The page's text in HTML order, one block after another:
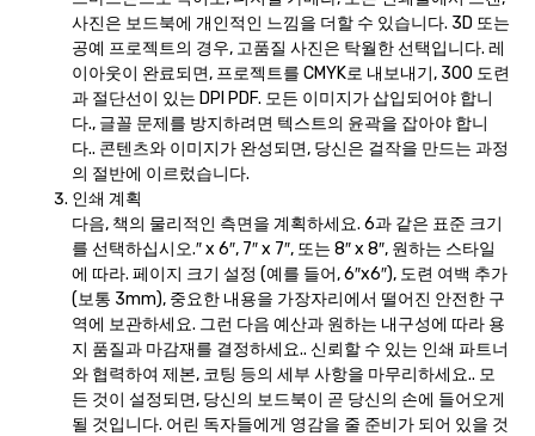
사진은 보드북에 개인적인 느낌을 더할 수 있습니다. 3D 또는
공예 프로젝트의 경우, 고품질 사진은 탁월한 선택입니다. 레
이아웃이 완료되면, 프로젝트를 CMYK로 내보내기, 300 도련
과 절단선이 있는 DPI PDF. 모든 이미지가 삽입되어야 합니
다., 글꼴 문제를 방지하려면 텍스트의 윤곽을 잡아야 합니
다.. 콘텐츠와 이미지가 완성되면, 당신은 걸작을 만드는 과정
의 절반에 이르렀습니다.
인쇄 계획
다음, 책의 물리적인 측면을 계획하세요. 6과 같은 표준 크기
를 선택하십시오.″ x 6″, 7″ x 7″, 또는 8″ x 8″, 원하는 스타일
에 따라. 페이지 크기 설정 (예를 들어, 6″x6″), 도련 여백 추가
(보통 3mm), 중요한 내용을 가장자리에서 떨어진 안전한 구
역에 보관하세요. 그런 다음 예산과 원하는 내구성에 따라 용
지 품질과 마감재를 결정하세요.. 신뢰할 수 있는 인쇄 파트너
와 협력하여 제본, 코팅 등의 세부 사항을 마무리하세요.. 모
든 것이 설정되면, 당신의 보드북이 곧 당신의 손에 들어오게
될 것입니다. 어린 독자들에게 영감을 줄 준비가 되어 있을 것